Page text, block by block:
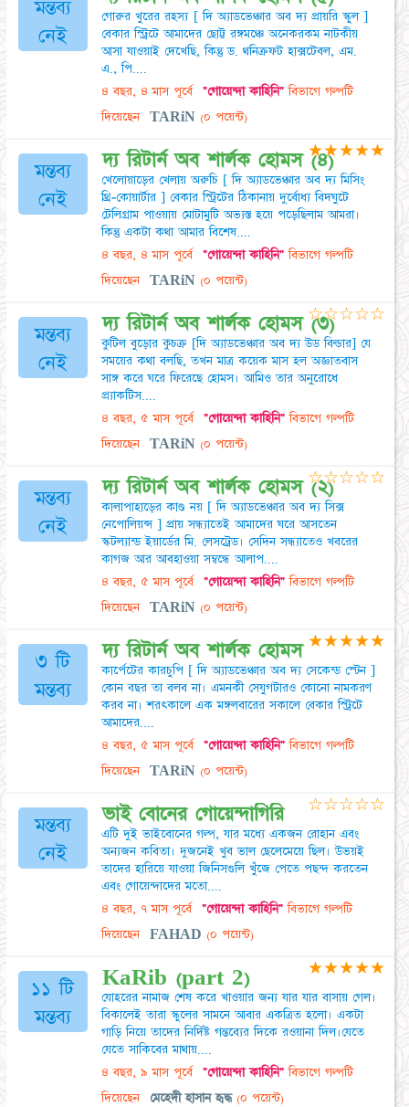
মন্তব্য
নেই
গোরুর খুরের রহস্য [ দি অ্যাডভেঞ্চার অব দ্য প্রায়রি স্কুল ]
বেকার স্ট্রিটে আমাদের ছোট্ট রঙ্গমঞ্চে অনেকরকম নাটকীয়
আসা যাওয়াই দেখেছি, কিন্তু ড. থনিক্রফট হাক্সটেবল, এম.
এ., পি....
৪ বছর, ৪ মাস পূর্বে "গোয়েন্দা কাহিনি"বিভাগে গল্পটি
দিয়েছেন
TARiN(০ পয়েন্ট)
মন্তব্য
নেই
দ্য রিটার্ন অব শার্লক হোমস (৪)
খেলোয়াড়ের খেলায় অরুচি [ দি অ্যাডভেঞ্চার অব দ্য মিসিং
থ্রি-কোয়ার্টার ] বেকার স্ট্রিটের ঠিকানায় দুর্বোধ্য বিদঘুটে
টেলিগ্রাম পাওয়ায় মোটামুটি অভ্যস্ত হয়ে পড়েছিলাম আমরা।
কিন্তু একটা কথা আমার বিশেষ....
৪ বছর, ৪ মাস পূর্বে "গোয়েন্দা কাহিনি"বিভাগে গল্পটি
দিয়েছেন
TARiN(০ পয়েন্ট)
★★★★★
মন্তব্য
নেই
দ্য রিটার্ন অব শার্লক হোমস (৩)
কুটিল বুড়োর কুচক্র [দি অ্যাডভেঞ্চার অব দ্য উড বিল্ডার] যে
সময়ের কথা বলছি, তখন মাত্র কয়েক মাস হল অজ্ঞাতবাস
সাঙ্গ করে ঘরে ফিরেছে হোমস। আমিও তার অনুরোধে
প্র্যাকটিস....
৪ বছর, ৫ মাস পূর্বে "গোয়েন্দা কাহিনি"বিভাগে গল্পটি
দিয়েছেন
TARiN(০ পয়েন্ট)
☆☆☆☆☆
মন্তব্য
নেই
দ্য রিটার্ন অব শার্লক হোমস (২)
কালাপাহাড়ের কাণ্ড নয় [ দি অ্যাডভেঞ্চার অব দ্য সিক্স
নেপোলিয়ন্স ] প্রায় সন্ধ্যাতেই আমাদের ঘরে আসতেন
স্কটল্যান্ড ইয়ার্ডের মি. লেসট্রেড। সেদিন সন্ধ্যাতেও খবরের
কাগজ আর আবহাওয়া সম্বন্ধে আলাপ....
৪ বছর, ৫ মাস পূর্বে "গোয়েন্দা কাহিনি"বিভাগে গল্পটি
দিয়েছেন
TARiN(০ পয়েন্ট)
☆☆☆☆☆
৩ টি
মন্তব্য
দ্য রিটার্ন অব শার্লক হোমস
কার্পেটের কারচুপি [ দি অ্যাডভেঞ্চার অব দ্য সেকেন্ড স্টেন ]
কোন বছর তা বলব না। এমনকী সেযুগটারও কোনো নামকরণ
করব না। শরৎকালে এক মঙ্গলবারের সকালে বেকার স্ট্রিটে
আমাদের....
৪ বছর, ৫ মাস পূর্বে "গোয়েন্দা কাহিনি"বিভাগে গল্পটি
দিয়েছেন
TARiN(০ পয়েন্ট)
★★★★★
মন্তব্য
নেই
ভাই বোনের গোয়েন্দাগিরি
এটি দুই ভাইবোনের গল্প, যার মধ্যে একজন রোহান এবং
অন্যজন কবিতা। দুজনেই খুব ভাল ছেলেমেয়ে ছিল। উভয়ই
তাদের হারিয়ে যাওয়া জিনিসগুলি খুঁজে পেতে পছন্দ করতেন
এবং গোয়েন্দাদের মতো....
৪ বছর, ৭ মাস পূর্বে "গোয়েন্দা কাহিনি"বিভাগে গল্পটি
দিয়েছেন
FAHAD (০ পয়েন্ট)
☆☆☆☆☆
১১ টি
মন্তব্য
KaRib (part 2)
যোহরের নামাজ শেষ করে খাওয়ার জন্য যার যার বাসায় গেল।
বিকালেই তারা স্কুলের সামনে আবার একত্রিত হলো। একটা
গাড়ি নিয়ে তাদের নির্দিষ্ট গন্তব্যের দিকে রওয়ানা দিল।যেতে
যেতে সাকিবের মাথায়....
৪ বছর, ৯ মাস পূর্বে "গোয়েন্দা কাহিনি"বিভাগে গল্পটি
দিয়েছেন
মেহেদী হাসান হৃদ্ধ(০ পয়েন্ট)
★★★★★